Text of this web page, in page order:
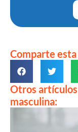
Comparte
Otros
masculina: